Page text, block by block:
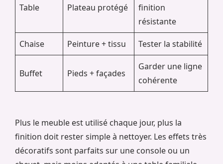
Table Plateau protégé
finition
résistante
Chaise Peinture + tissu Tester la stabilité
Buffet Pieds + façades
Garder une ligne
cohérente
Plus le meuble est utilisé chaque jour, plus la
finition doit rester simple à nettoyer. Les effets très
décoratifs sont parfaits sur une console ou un